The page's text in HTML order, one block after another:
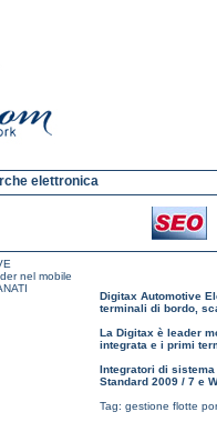
elettronica
Digitax Automotive
terminali di bordo,
La Digitax è leader
integrata e i primi
Integratori di
Standard 2009 / 7 e
Tag: gestione flotte